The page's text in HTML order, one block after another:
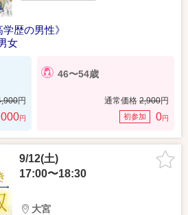
歴の男性》
女
円
円
46〜54歳
通常価格 2,900円
初参加 0円
9/12(土)
17:00〜18:30
大宮